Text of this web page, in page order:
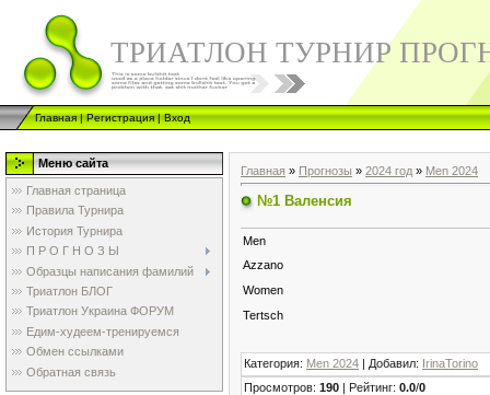
ТРИАТЛОН ТУРНИР
Главная|Регистрация|Вход
Меню сайта
Главная страница
Правила Турнира
История Турнира
П Р О Г Н О З Ы
Образцы написания фамилий
Триатлон БЛОГ
Триатлон Украина ФОРУМ
Едим-худеем-тренируемся
Обмен ссылками
Обратная связь
Главная » Прогнозы » 2024 год » Men 2024
№1 Валенсия
Men
Azzano
Women
Tertsch
Категория: Men 2024 | Добавил: IrinaTorino
Просмотров: 190 | Рейтинг: 0.0/0